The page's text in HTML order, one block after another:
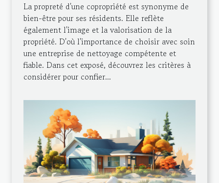
La propreté d'une copropriété est synonyme de
bien-être pour ses résidents. Elle reflète
également l'image et la valorisation de la
propriété. D'où l'importance de choisir avec soin
une entreprise de nettoyage compétente et
fiable. Dans cet exposé, découvrez les critères à
considérer pour confier...